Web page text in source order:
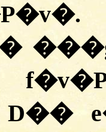
.
�